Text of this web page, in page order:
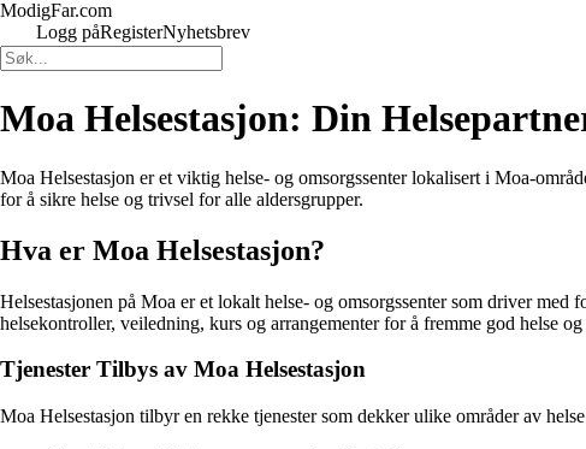
ModigFar.com
Logg påRegisterNyhetsbrev
Moa Helsestasjon: Din
Moa Helsestasjon er et viktig helse- og omsorgssenter lokalisert i Moa-
for å sikre helse og trivsel for alle aldersgrupper.
Hva er Moa Helsestasjon?
Helsestasjonen på Moa er et lokalt helse- og omsorgssenter som driver
helsekontroller, veiledning, kurs og arrangementer for å fremme god helse
Tjenester Tilbys av Moa Helsestasjon
Moa Helsestasjon tilbyr en rekke tjenester som dekker ulike områder av